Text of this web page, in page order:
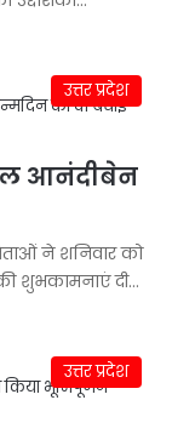
उत्तर प्रदेश
आनंदीबेन
ने शनिवार को
शुभकामनाएं दी…
उत्तर प्रदेश